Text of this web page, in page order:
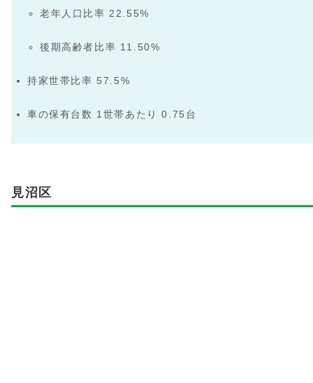
老年人口比率 22.55%
後期高齢者比率 11.50%
持家世帯比率 57.5%
車の保有台数 1世帯あたり 0.75台
見沼区